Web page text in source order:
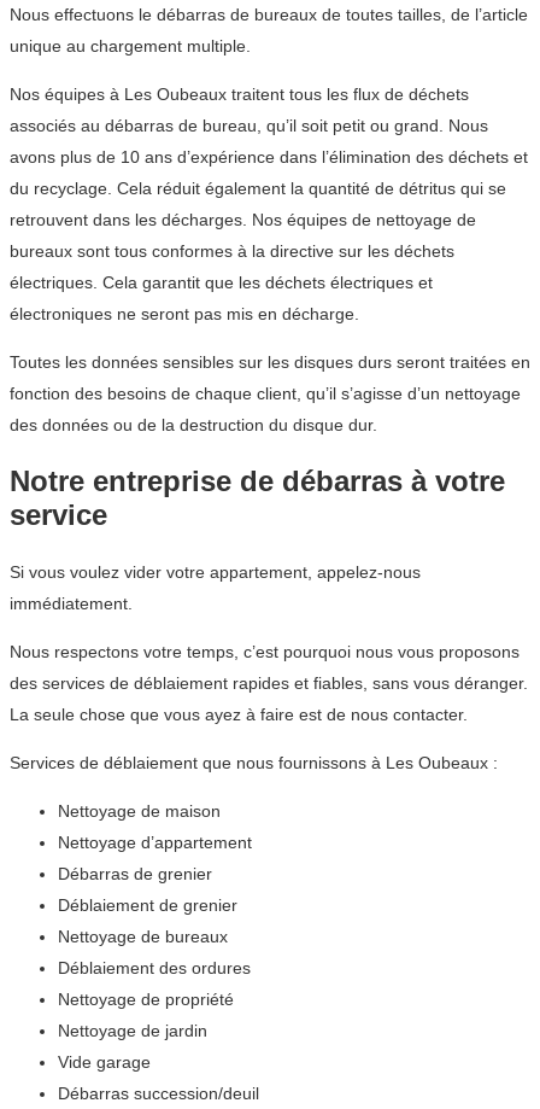
Nous effectuons le débarras de bureaux de toutes tailles, de l’article
unique au chargement multiple.
Nos équipes à Les Oubeaux traitent tous les flux de déchets
associés au débarras de bureau, qu’il soit petit ou grand. Nous
avons plus de 10 ans d’expérience dans l’élimination des déchets et
du recyclage. Cela réduit également la quantité de détritus qui se
retrouvent dans les décharges. Nos équipes de nettoyage de
bureaux sont tous conformes à la directive sur les déchets
électriques. Cela garantit que les déchets électriques et
électroniques ne seront pas mis en décharge.
Toutes les données sensibles sur les disques durs seront traitées en
fonction des besoins de chaque client, qu’il s’agisse d’un nettoyage
des données ou de la destruction du disque dur.
Notre entreprise de débarras à votre
service
Si vous voulez vider votre appartement, appelez-nous
immédiatement.
Nous respectons votre temps, c’est pourquoi nous vous proposons
des services de déblaiement rapides et fiables, sans vous déranger.
La seule chose que vous ayez à faire est de nous contacter.
Services de déblaiement que nous fournissons à Les Oubeaux :
Nettoyage de maison
Nettoyage d’appartement
Débarras de grenier
Déblaiement de grenier
Nettoyage de bureaux
Déblaiement des ordures
Nettoyage de propriété
Nettoyage de jardin
Vide garage
Débarras succession/deuil